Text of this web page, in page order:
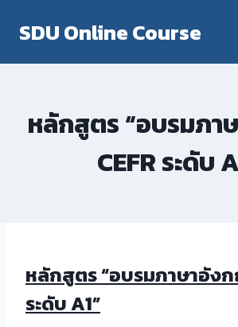
SDU Online Course
หลักสูตร “อบรมภา
CEFR ระดับ
หลักสูตร “อบรมภาษาอังก
ระดับ A1”